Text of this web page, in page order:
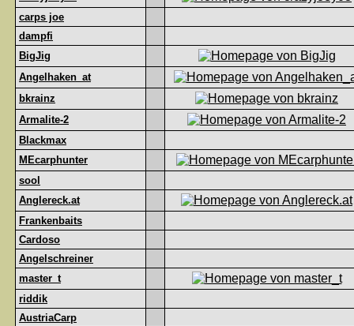
carps joe
dampfi
BigJig
Angelhaken_at
bkrainz
Armalite-2
Blackmax
MEcarphunter
sool
Anglereck.at
Frankenbaits
Cardoso
Angelschreiner
master_t
riddik
AustriaCarp